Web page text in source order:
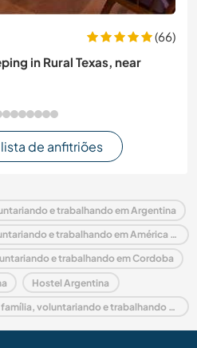
(66)
in Rural Texas, near
lista de anfitriões
e trabalhando em Argentina
Férias em casas de família, voluntariando e trabalhando em América do Sul
e trabalhando em Cordoba
Hostel Argentina
Última hora Férias em casas de família, voluntariando e trabalhando em Argentina